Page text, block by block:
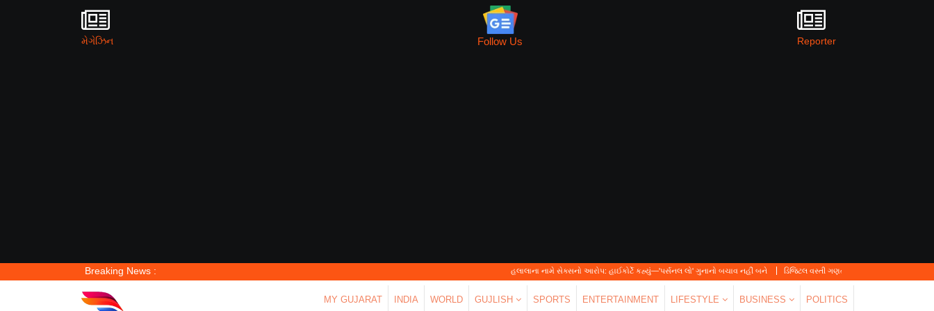
મેગેઝિન Follow Us Reporter
Breaking News : હલાલાના નામે સેક્સનો આરોપ: હાઈકોર્ટે કહ્યું—'પર્સનલ લો' ગુનાનો બચાવ નહીં બને ડિજિટલ વસ્તી ગણતરી 2026-27નો પ્રારંભ, ઘર બેઠા આજે જ
MY GUJARAT INDIA WORLD GUJLISH SPORTS ENTERTAINMENT LIFESTYLE BUSINESS POLITICS